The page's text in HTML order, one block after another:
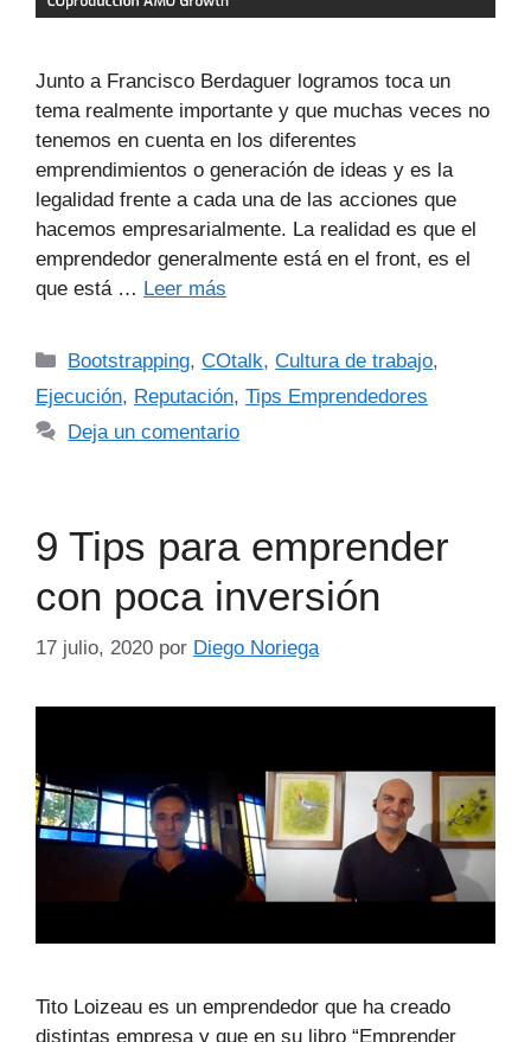
Junto a Francisco Berdaguer logramos toca un
tema realmente importante y que muchas veces no
tenemos en cuenta en los diferentes
emprendimientos o generación de ideas y es la
legalidad frente a cada una de las acciones que
hacemos empresarialmente. La realidad es que el
emprendedor generalmente está en el front, es el
que está … Leer más
Bootstrapping,COtalk,Cultura de trabajo,
Ejecución, Reputación, Tips Emprendedores
Deja un comentario
9 Tips para emprender
con poca inversión
17 julio, 2020 por Diego Noriega
Tito Loizeau es un emprendedor que ha creado
distintas empresa y que en su libro “Emprender